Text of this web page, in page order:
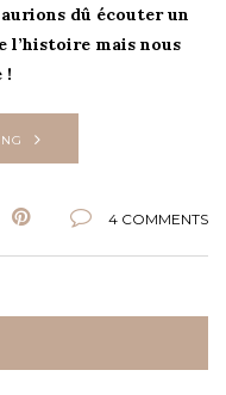
dû écouter un
l’histoire mais nous
!
4 COMMENTS